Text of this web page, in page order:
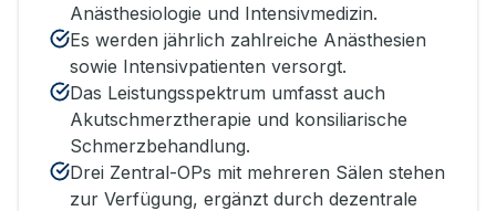
Anästhesiologie und Intensivmedizin.
Es werden jährlich zahlreiche Anästhesien
sowie Intensivpatienten versorgt.
Das Leistungsspektrum umfasst auch
Akutschmerztherapie und konsiliarische
Schmerzbehandlung.
Drei Zentral-OPs mit mehreren Sälen stehen
zur Verfügung, ergänzt durch dezentrale